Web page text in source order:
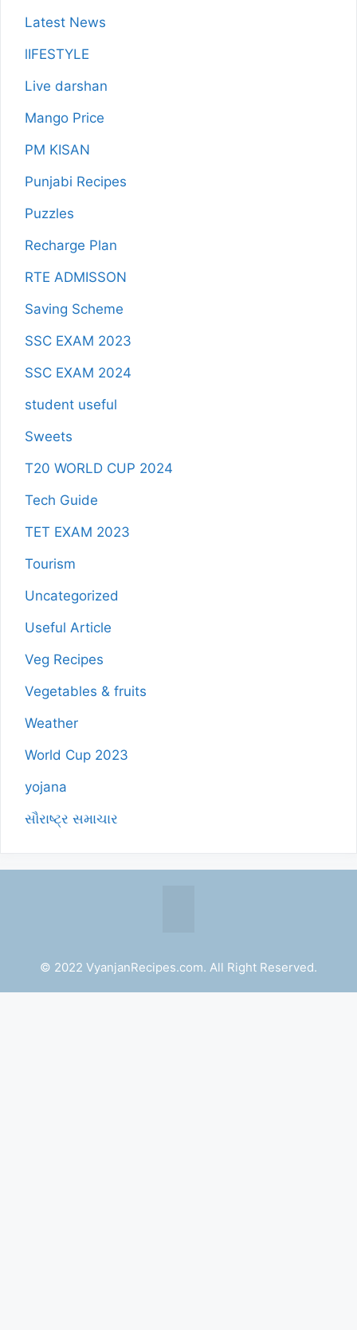
Latest News
lIFESTYLE
Live darshan
Mango Price
PM KISAN
Punjabi Recipes
Puzzles
Recharge Plan
RTE ADMISSON
Saving Scheme
SSC EXAM 2023
SSC EXAM 2024
student useful
Sweets
T20 WORLD CUP 2024
Tech Guide
TET EXAM 2023
Tourism
Uncategorized
Useful Article
Veg Recipes
Vegetables & fruits
Weather
World Cup 2023
yojana
સૌરાષ્ટ્ર સમાચાર
© 2022 VyanjanRecipes.com. All Right Reserved.